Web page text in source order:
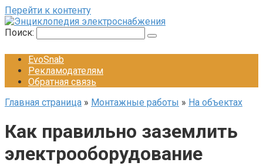
Перейти к контенту
Поиск:
EvoSnab
Рекламодателям
Обратная связь
Главная страница » Монтажные работы » На объектах
Как правильно заземлить
электрооборудование